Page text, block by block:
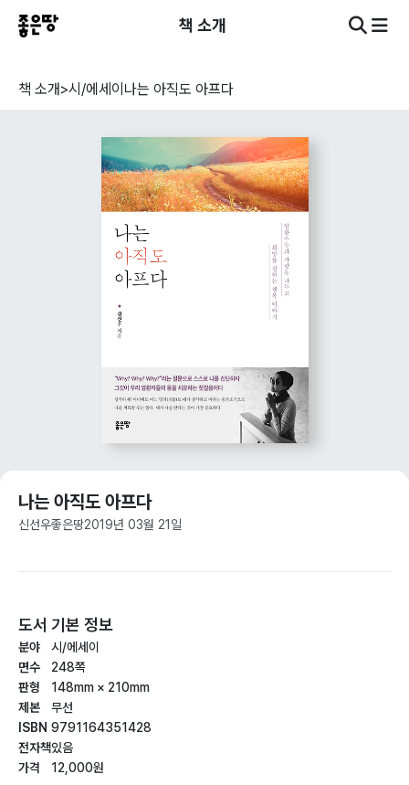
책 소개
책 소개>시/에세이 나는 아직도 아프다
나는 아직도 아프다
신선우좋은땅2019년 03월 21일
도서 기본 정보
분야
면수
판형
제본
ISBN
전자책
가격
시/에세이
248쪽
148mm × 210mm
무선
9791164351428
있음
12,000원